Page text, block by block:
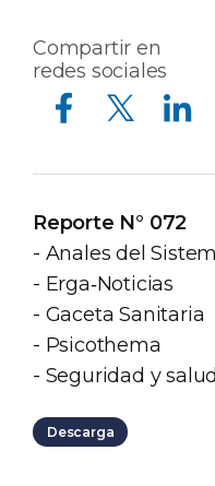
Compartir en
redes sociales
Compartir en Facebook Compartir en Twitter Compartir en Linkedin
Reporte N° 072
- Anales del
- Erga‐Noticias
- Gaceta Sanitaria
- Psicothema
- Seguridad y
Descarga